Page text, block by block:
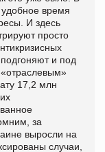
время
И здесь
просто
и под
17,2 млн
за
выросли на
случаи,